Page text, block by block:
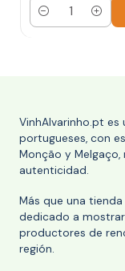
Cantidad
VinhAlvarinho.pt es
portugueses, con
Monção y
autenticidad.
Más que una
dedicado a
productores de
región.